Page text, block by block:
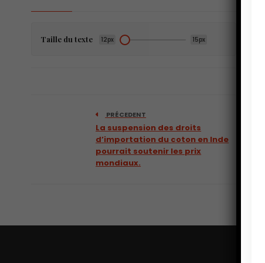
Taille du texte 12px 15px
PRÉCEDENT
La suspension des droits
d’importation du coton en Inde
pourrait soutenir les prix
mondiaux.